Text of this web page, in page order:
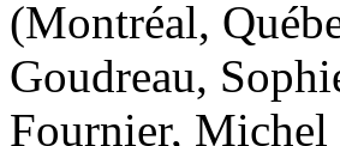
(Montréal,
Goudreau,
Fournier, Michel